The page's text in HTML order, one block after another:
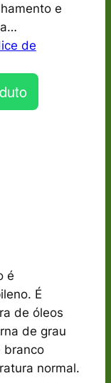
e
de
é
É
de óleos
de grau
branco
normal.